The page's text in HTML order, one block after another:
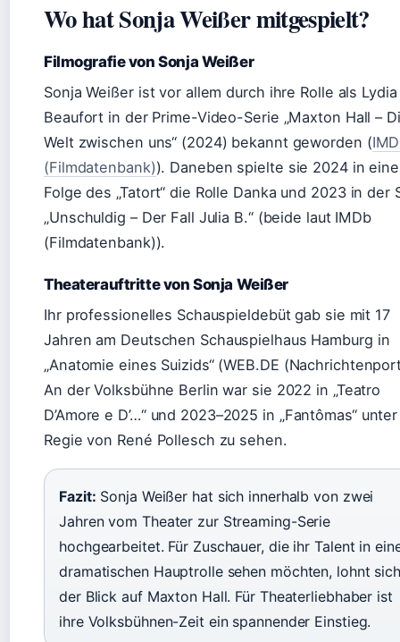
Wo hat Sonja Weißer mitgespielt?
Filmografie von Sonja Weißer
Sonja Weißer ist vor allem durch ihre Rolle als Lydia
Beaufort in der Prime-Video-Serie „Maxton Hall –
Welt zwischen uns“ (2024) bekannt geworden (
(Filmdatenbank)). Daneben spielte sie 2024 in
Folge des „Tatort“ die Rolle Danka und 2023 in der
„Unschuldig – Der Fall Julia B.“ (beide laut IMDb
(Filmdatenbank)).
Theaterauftritte von Sonja Weißer
Ihr professionelles Schauspieldebüt gab sie mit 17
Jahren am Deutschen Schauspielhaus Hamburg in
„Anatomie eines Suizids“ (WEB.DE
An der Volksbühne Berlin war sie 2022 in „Teatro
D’Amore e D’…“ und 2023–2025 in „Fantômas“
Regie von René Pollesch zu sehen.
Fazit: Sonja Weißer hat sich innerhalb von zwei
Jahren vom Theater zur Streaming-Serie
hochgearbeitet. Für Zuschauer, die ihr Talent in
dramatischen Hauptrolle sehen möchten, lohnt
der Blick auf Maxton Hall. Für Theaterliebhaber ist
ihre Volksbühnen-Zeit ein spannender Einstieg.